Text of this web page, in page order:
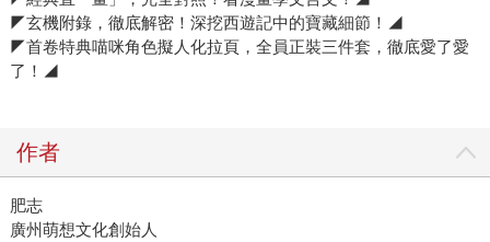
◤玄機附錄，徹底解密！深挖西遊記中的寶藏細節！◢
◤首卷特典喵咪角色擬人化拉頁，全員正裝三件套，徹底愛了愛
了！◢
作者
肥志
廣州萌想文化創始人